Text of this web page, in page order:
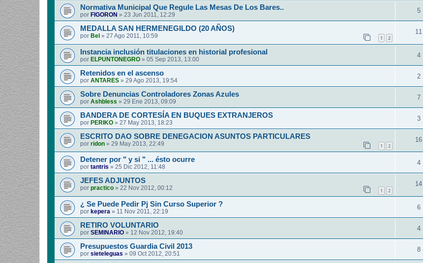
Normativa Municipal Que Regule Las Mesas De Los Bares..
por FIGORON » 23 Jun 2011, 12:29
5
MEDALLA SAN HERMENEGILDO (20 AÑOS)
por Bel » 27 Ago 2011, 10:59 1 2
11
Instancia inclusión titulaciones en historial profesional
por ELPUNTONEGRO » 05 Sep 2013, 13:00
4
Retenidos en el ascenso
por ANTARES » 29 Ago 2013, 19:54
2
Sobre Denuncias Controladores Zonas Azules
por Ashbless » 29 Ene 2013, 09:09
7
BANDERA DE CORTESÍA EN BUQUES EXTRANJEROS
por PERIKO » 27 May 2013, 18:23
3
ESCRITO DAO SOBRE DENEGACION ASUNTOS PARTICULARES
por ridon » 29 May 2013, 22:49 1 2
16
Detener por " y si " ... ésto ocurre
por tantris » 25 Dic 2012, 11:48
4
JEFES ADJUNTOS
por practico » 22 Nov 2012, 00:12 1 2
14
¿ Se Puede Pedir Pj Sin Curso Superior ?
por kepera » 11 Nov 2011, 22:19
6
RETIRO VOLUNTARIO
por SEMINARIO » 12 Nov 2012, 19:40
4
Presupuestos Guardia Civil 2013
por sieteleguas » 09 Oct 2012, 20:51
8